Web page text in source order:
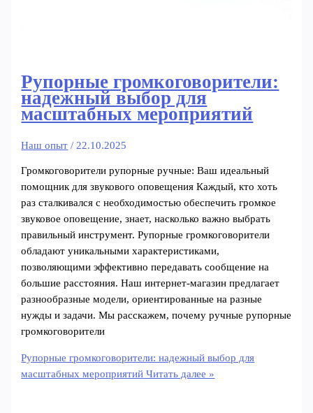
Рупорные громкоговорители:
надежный выбор для
масштабных мероприятий
Наш опыт / 22.10.2025
Громкоговорители рупорные ручные: Ваш идеальный
помощник для звукового оповещения Каждый, кто хоть
раз сталкивался с необходимостью обеспечить громкое
звуковое оповещение, знает, насколько важно выбрать
правильный инструмент. Рупорные громкоговорители
обладают уникальными характеристиками,
позволяющими эффективно передавать сообщение на
большие расстояния. Наш интернет-магазин предлагает
разнообразные модели, ориентированные на разные
нужды и задачи. Мы расскажем, почему ручные рупорные
громкоговорители
Рупорные громкоговорители: надежный выбор для
масштабных мероприятий Читать далее »